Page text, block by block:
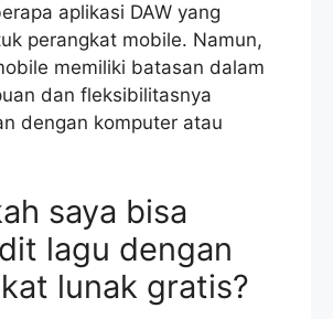
aplikasi DAW yang
perangkat mobile. Namun,
memiliki batasan dalam
dan fleksibilitasnya
dengan komputer atau
saya bisa
lagu dengan
lunak gratis?